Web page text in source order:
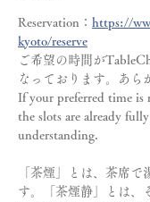
Reservation： https://
kyoto/reserve
ご希望の時間が
なっております。あら
If your preferred time is
the slots are already
understanding.
「茶煙」とは、茶席
す。「茶煙静」とは、